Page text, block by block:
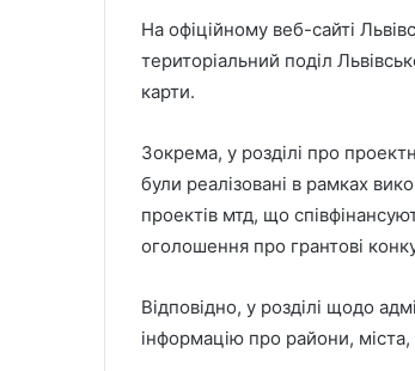
На офіційному веб-сайті
територіальний поділ
карти.
Зокрема, у розділі про
були реалізовані в рамках
проектів мтд, що
оголошення про грантові
Відповідно, у розділі щодо
інформацію про райони,